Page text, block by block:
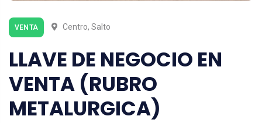
VENTA Centro, Salto
LLAVE DE NEGOCIO EN
VENTA (RUBRO
METALURGICA)